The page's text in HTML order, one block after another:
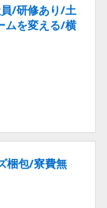
/研修あり/土
ムを変える/横
梱包/寮費無